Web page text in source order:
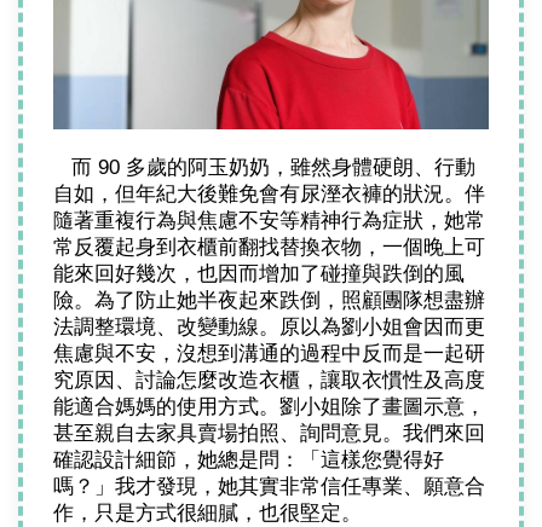
而 90 多歲的阿玉奶奶，雖然身體硬朗、行動
自如，但年紀大後難免會有尿溼衣褲的狀況。伴
隨著重複行為與焦慮不安等精神行為症狀，她常
常反覆起身到衣櫃前翻找替換衣物，一個晚上可
能來回好幾次，也因而增加了碰撞與跌倒的風
險。為了防止她半夜起來跌倒，照顧團隊想盡辦
法調整環境、改變動線。原以為劉小姐會因而更
焦慮與不安，沒想到溝通的過程中反而是一起研
究原因、討論怎麼改造衣櫃，讓取衣慣性及高度
能適合媽媽的使用方式。劉小姐除了畫圖示意，
甚至親自去家具賣場拍照、詢問意見。我們來回
確認設計細節，她總是問：「這樣您覺得好
嗎？」我才發現，她其實非常信任專業、願意合
作，只是方式很細膩，也很堅定。